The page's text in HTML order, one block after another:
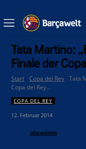
Tata Martino:
Finale der
Start Copa del Rey Tata
Copa del Rey...
COPA DEL REY
12. Februar 2014
siteadmin